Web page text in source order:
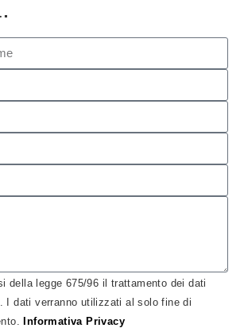
della legge 675/96 il trattamento dei dati
I dati verranno utilizzati al solo fine di
Informativa Privacy